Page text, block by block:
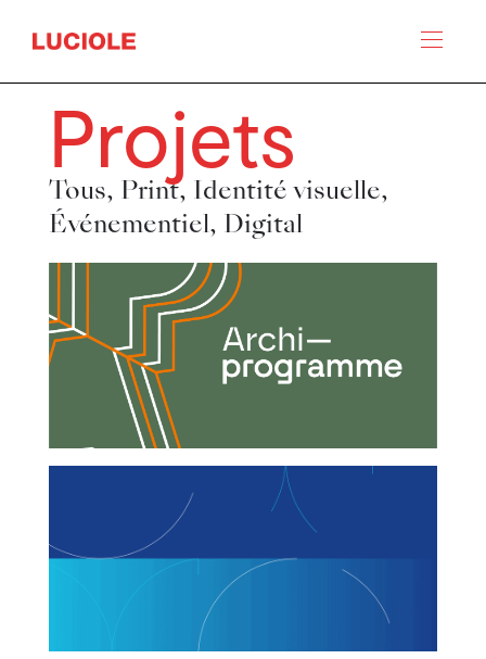
Projets
Tous, Print, Identité visuelle,
Événementiel, Digital